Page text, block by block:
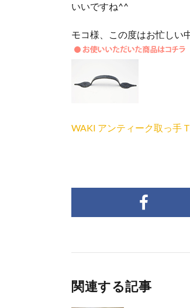
いいですね^^
モコ様、この度はお忙しい
WAKI アンティーク取っ手
関連する記事